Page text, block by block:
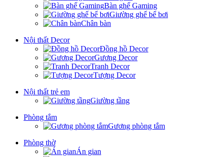
Bàn ghế Gaming
Giường ghế bể bơi
Chân bàn
Nội thất Decor
Đồng hồ Decor
Gương Decor
Tranh Decor
Tượng Decor
Nội thất trẻ em
Giường tầng
Phòng tắm
Gương phòng tắm
Phòng thờ
Án gian